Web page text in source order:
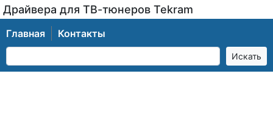
Драйвера для ТВ-тюнеров Tekram
Главная Контакты